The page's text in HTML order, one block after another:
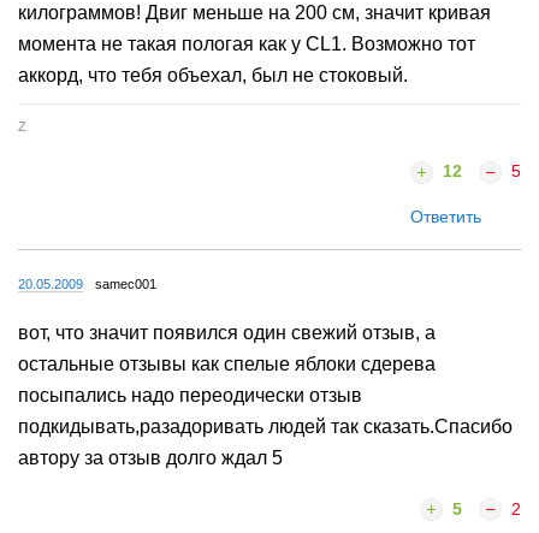
килограммов! Двиг меньше на 200 см, значит кривая
момента не такая пологая как у CL1. Возможно тот
аккорд, что тебя объехал, был не стоковый.
Z
12 5
Ответить
20.05.2009 samec001
вот, что значит появился один свежий отзыв, а
остальные отзывы как спелые яблоки сдерева
посыпались надо переодически отзыв
подкидывать,разадоривать людей так сказать.Спасибо
автору за отзыв долго ждал 5
5 2